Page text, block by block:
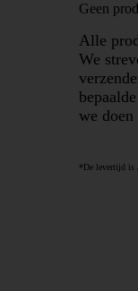
Geen
Alle
We
we doen
*De levertijd is